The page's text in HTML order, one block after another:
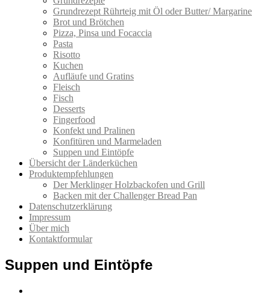
Grundrezept Rührteig mit Öl oder Butter/ Margarine
Brot und Brötchen
Pizza, Pinsa und Focaccia
Pasta
Risotto
Kuchen
Aufläufe und Gratins
Fleisch
Fisch
Desserts
Fingerfood
Konfekt und Pralinen
Konfitüren und Marmeladen
Suppen und Eintöpfe
Übersicht der Länderküchen
Produktempfehlungen
Der Merklinger Holzbackofen und Grill
Backen mit der Challenger Bread Pan
Datenschutzerklärung
Impressum
Über mich
Kontaktformular
Suppen und Eintöpfe